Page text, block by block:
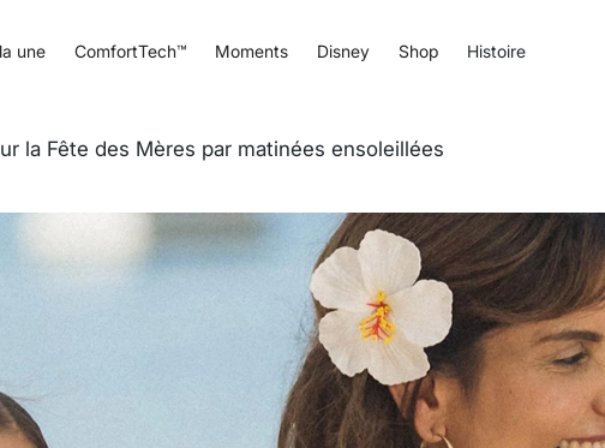
une ComfortTech™ Moments Disney Shop Histoire
la Fête des Mères par matinées ensoleillées